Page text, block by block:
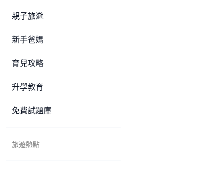
親子旅遊
新手爸媽
育兒攻略
升學教育
免費試題庫
旅遊熱點